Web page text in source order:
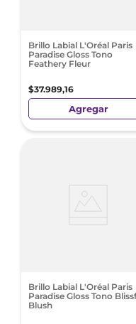
Brillo Labial L'Oréal Paris
Paradise Gloss Tono
Feathery Fleur
$37.989,16
Agregar
Brillo Labial L'Oréal Paris
Paradise Gloss Tono
Blush